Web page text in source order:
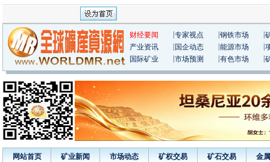
财经要闻 专家视点 钢铁市场
产业资讯
国企动态 能源市场
国际矿业
市场预测 有色市场
网站首页 矿业新闻 市场动态 矿权交易 矿石交易 金